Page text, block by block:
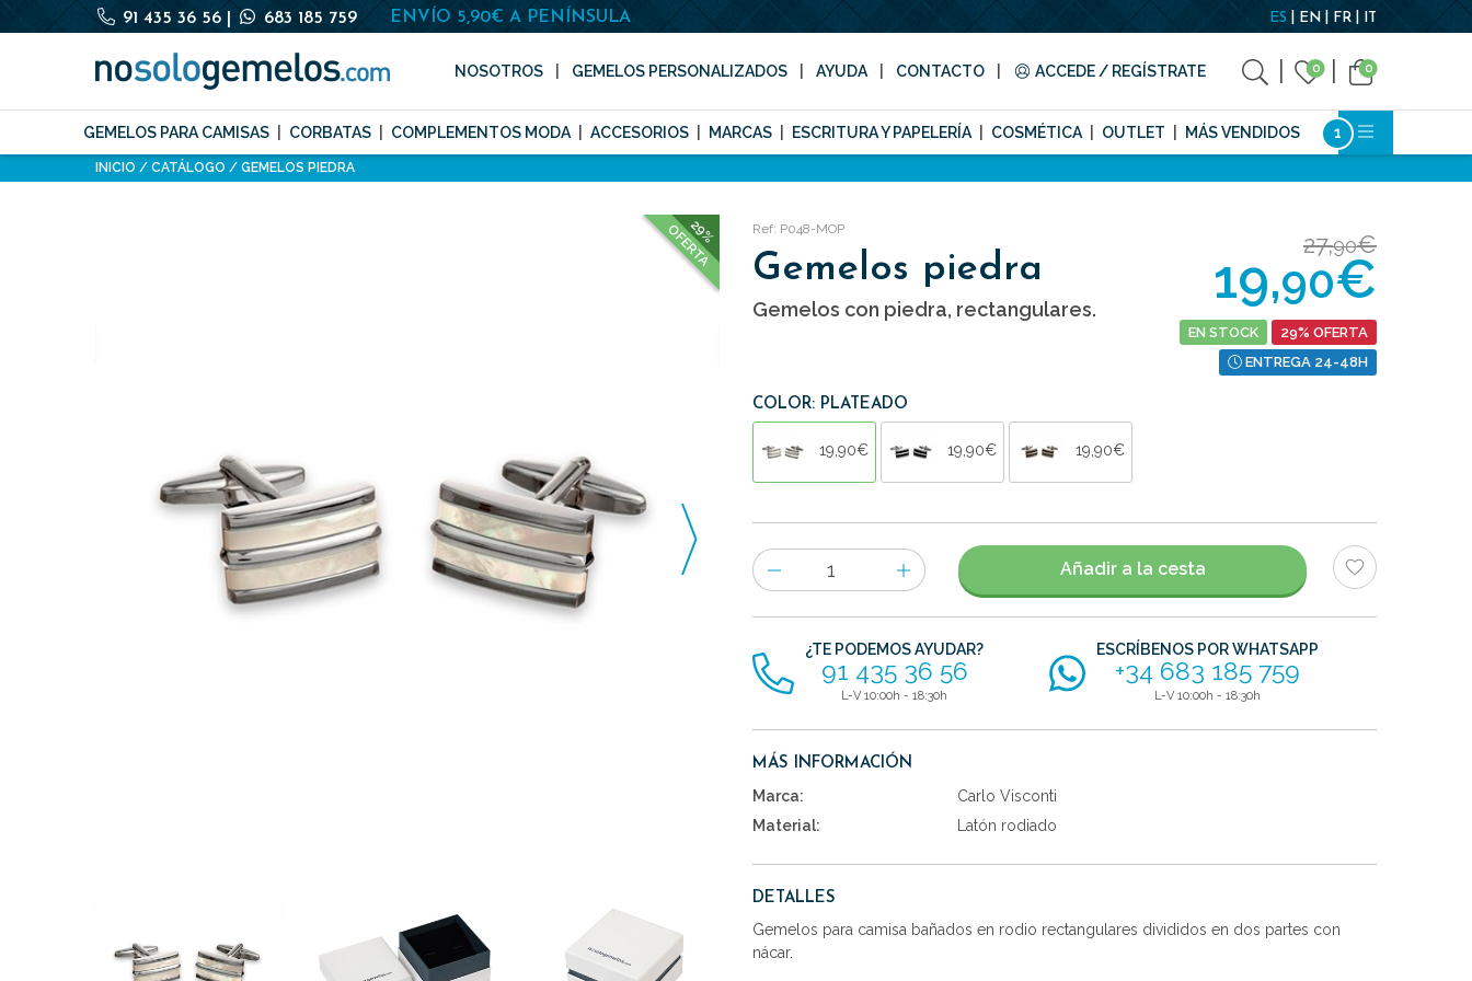
91 435 36 56 683 185 759 ENVÍO 5,90€ A PENÍNSULA ES EN FR IT
NOSOTROS GEMELOS PERSONALIZADOS AYUDA CONTACTO ACCEDE / REGÍSTRATE 0 0
GEMELOS PARA CAMISAS CORBATAS COMPLEMENTOS MODA ACCESORIOS MARCAS ESCRITURA Y PAPELERÍA COSMÉTICA OUTLET MÁS VENDIDOS
INICIO CATÁLOGO GEMELOS PIEDRA
29%
OFERTA Ref: P048-MOP
Gemelos piedra
Gemelos con piedra, rectangulares.
27,90€
19,90€
EN STOCK
29% OFERTA
ENTREGA 24-48H
COLOR: PLATEADO
19,90€ 19,90€ 19,90€
Número
de
artículos
Añadir a la cesta
¿TE PODEMOS AYUDAR?
91 435 36 56
L-V 10:00h - 18:30h
ESCRÍBENOS POR WHATSAPP
+34 683 185 759
L-V 10:00h - 18:30h
MÁS INFORMACIÓN
Marca:
Carlo Visconti
Material:
Latón rodiado
DETALLES
Gemelos para camisa bañados en rodio rectangulares divididos en dos partes con
nácar.